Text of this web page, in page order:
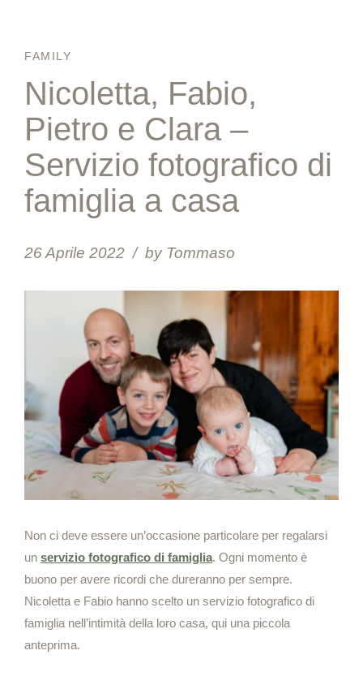
FAMILY
Nicoletta, Fabio,
Pietro e Clara –
Servizio fotografico di
famiglia a casa
26 Aprile 2022 by Tommaso
Non ci deve essere un’occasione particolare per regalarsi
un servizio fotografico di famiglia. Ogni momento è
buono per avere ricordi che dureranno per sempre.
Nicoletta e Fabio hanno scelto un servizio fotografico di
famiglia nell’intimità della loro casa, qui una piccola
anteprima.